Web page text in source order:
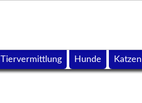
Tiervermittlung Hunde Katzen